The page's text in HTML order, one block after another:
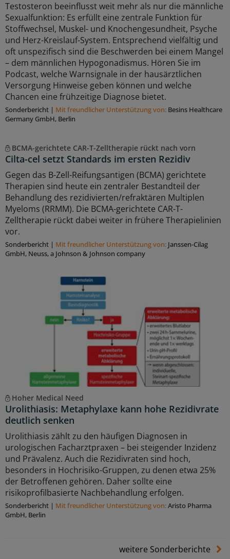
Testosteron beeinflusst weit mehr als nur die männliche
Sexualfunktion: Es erfüllt eine zentrale Funktion für
Stoffwechsel, Muskel- und Knochengesundheit, Psyche
und Herz-Kreislauf-System. Entsprechend vielfältig und
oft unspezifisch sind die Beschwerden bei einem Mangel
– dem männlichen Hypogonadismus. Hören Sie im
Podcast, welche Warnsignale in der hausärztlichen
Versorgung Hinweise geben können und welche
Chancen eine frühzeitige Diagnose bietet.
Sonderbericht | Mit freundlicher Unterstützung von: Besins Healthcare
Germany GmbH, Berlin
BCMA-gerichtete CAR-T-Zelltherapie rückt nach vorn
Cilta-cel setzt Standards im ersten Rezidiv
Gegen das B-Zell-Reifungsantigen (BCMA) gerichtete
Therapien sind heute ein zentraler Bestandteil der
Behandlung des rezidivierten/refraktären Multiplen
Myeloms (RRMM). Die BCMA-gerichtete CAR-T-
Zelltherapie rückt dabei weiter in frühere Therapielinien
vor.
Sonderbericht | Mit freundlicher Unterstützung von: Janssen-Cilag
GmbH, Neuss, a Johnson & Johnson company
Hoher Medical Need
Urolithiasis: Metaphylaxe kann hohe Rezidivrate
deutlich senken
Urolithiasis zählt zu den häufigen Diagnosen in
urologischen Facharztpraxen – bei steigender Inzidenz
und Prävalenz. Auch die Rezidivraten sind hoch,
besonders in Hochrisiko-Gruppen, zu denen etwa 25%
der Betroffenen gehören. Daher sollte eine
risikoprofilbasierte Nachbehandlung erfolgen.
Sonderbericht | Mit freundlicher Unterstützung von:Aristo Pharma
GmbH, Berlin
weitere Sonderberichte